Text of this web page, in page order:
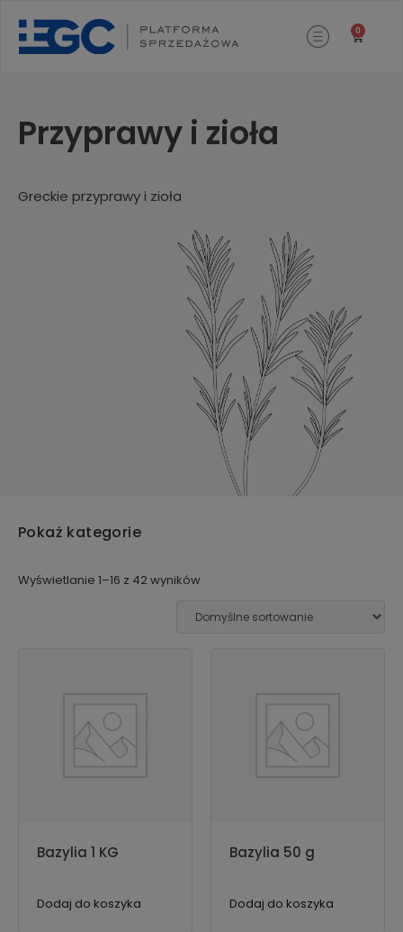
0
Przyprawy i zioła
Greckie przyprawy i zioła
Pokaż kategorie
Wyświetlanie 1–16 z 42 wyników
Bazylia 1 KG
Dodaj do koszyka
Bazylia 50 g
Dodaj do koszyka